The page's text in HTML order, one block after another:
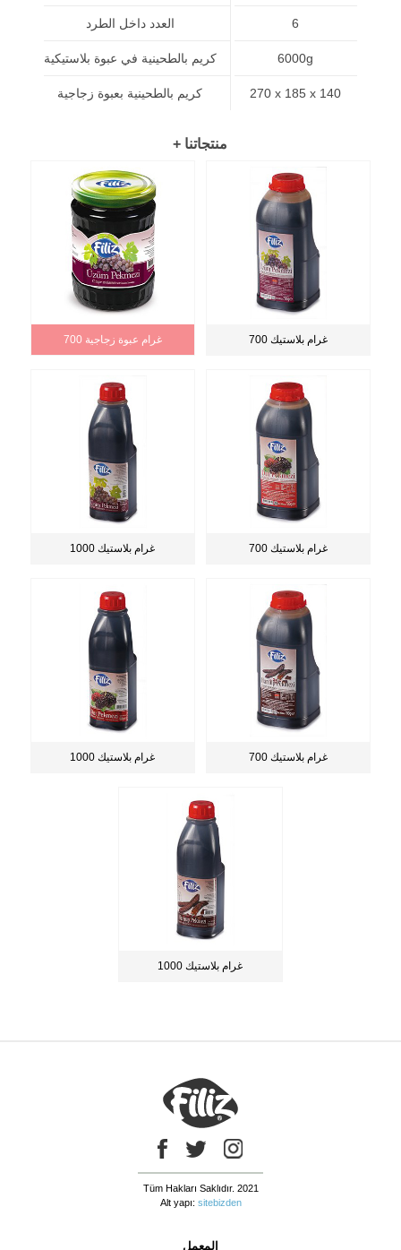
العدد داخل الطرد
كريم بالطحينية في عبوة بلاستيكية
كريم بالطحينية بعبوة زجاجية
6
6000g
270 x 185 x 140
+ منتجاتنا
700 غرام عبوة زجاجية 700 غرام بلاستيك
1000 غرام بلاستيك 700 غرام بلاستيك
1000 غرام بلاستيك 700 غرام بلاستيك
1000 غرام بلاستيك
Tüm Hakları Saklıdır. 2021
Alt yapı: sitebizden
المعمل